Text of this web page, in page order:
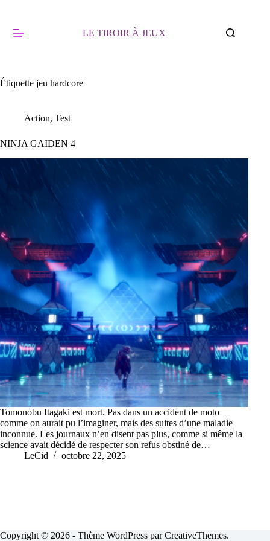
LE TIROIR À JEUX
Étiquette jeu hardcore
Action, Test
NINJA GAIDEN 4
Tomonobu Itagaki est mort. Pas dans un accident de moto
comme on aurait pu l’imaginer, mais des suites d’une maladie
inconnue. Les journaux n’en disent pas plus, comme si même la
science avait décidé de respecter son refus obstiné de…
LeCid
octobre 22, 2025
Copyright © 2026 - Thème WordPress parCreativeThemes.